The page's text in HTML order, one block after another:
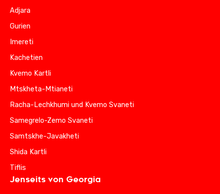
Adjara
Gurien
Imereti
Kachetien
Kvemo Kartli
Mtskheta-Mtianeti
Racha-Lechkhumi und Kvemo Svaneti
Samegrelo-Zemo Svaneti
Samtskhe-Javakheti
Shida Kartli
Tiflis
Jenseits von Georgia